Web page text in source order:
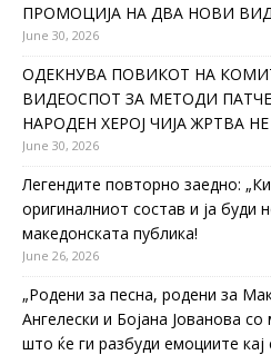
ПРОМОЦИЈА НА ДВА НОВИ
June 30, 2026
ОДЕКНУВА ПОВИКОТ НА
ВИДЕОСПОТ ЗА МЕТОДИ
НАРОДЕН ХЕРОЈ ЧИЈА ЖРТВА
June 30, 2026
Легендите повторно заедно:
оригиналниот состав и ја буди
македонската публика!
June 26, 2026
„Родени за песна, родени за
Ангелески и Бојана Јованова
што ќе ги разбуди емоциите кај